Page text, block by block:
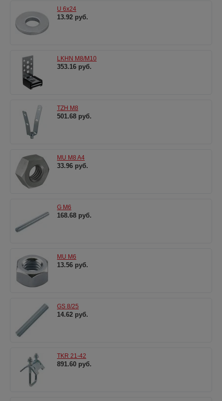
U 6x24
13.92 руб.
LKHN M8/M10
353.16 руб.
TZH M8
501.68 руб.
MU M8 A4
33.96 руб.
G M6
168.68 руб.
MU M6
13.56 руб.
GS 8/25
14.62 руб.
TKR 21-42
891.60 руб.